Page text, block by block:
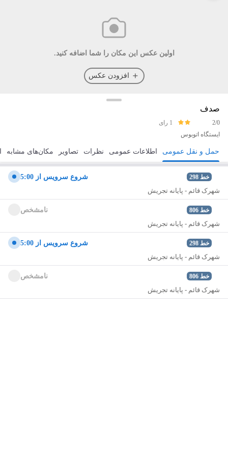
اولین عکس این مکان را شما اضافه کنید.
افزودن عکس
صدف
2/0
1 رای
ایستگاه اتوبوس
مسیریابی ذخیره ارسال حمل و نقل عمومی اطلاعات عمومی نظرات تصاویر مکان‌های مشابه
خط 298
شروع سرويس از 5:00
شهرک قائم - پایانه تجریش
خط 806
نامشخص
شهرک قائم - پایانه تجریش
خط 298
شروع سرويس از 5:00
شهرک قائم - پایانه تجریش
خط 806
نامشخص
شهرک قائم - پایانه تجریش